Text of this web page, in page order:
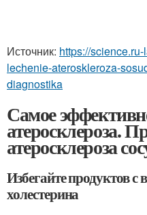
Источник: https://
lechenie-ateroskleroza-
diagnostika
Самое
атеросклероза.
атеросклероза
Избегайте продуктов
холестерина